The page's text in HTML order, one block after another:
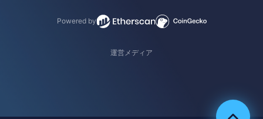
Powered by
運営メディア